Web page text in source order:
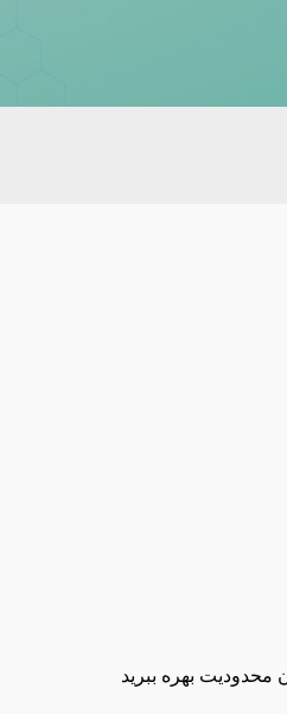
محدودیت بهره ببرید